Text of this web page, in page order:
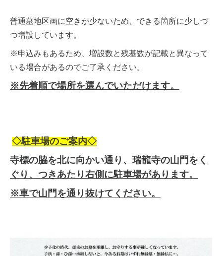
普通墓地区画に空きが少ないため、できる箇所に少しづ
つ増設しています。
※申込みもあるため、増設数と残基数が記載と異なって
いる場合があるのでご了承ください。
※先着順で場所を選んでいただけます。
◇駐車場のご案内◇
寺標の脇を北に向かい通り、瑞龍寺の山門をく
ぐり、つきあたり右側に駐車場があります。
※車で山門を通り抜けてください。